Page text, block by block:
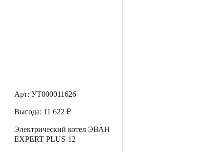
Арт: УТ000011626
Выгода: 11 622 ₽
Электрический котел ЭВАН
EXPERT PLUS-12